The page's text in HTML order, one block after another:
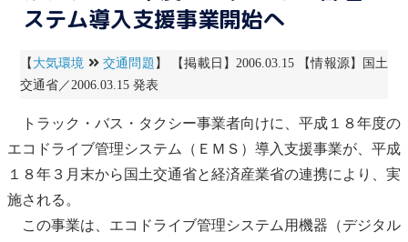
ステム導入支援事業開始へ
【 大気環境 交通問題 】 【掲載日】2006.03.15 【情報源】国土
交通省／2006.03.15 発表
トラック・バス・タクシー事業者向けに、平成１８年度の
エコドライブ管理システム（ＥＭＳ）導入支援事業が、平成
１８年３月末から国土交通省と経済産業省の連携により、実
施される。
この事業は、 エコドライブ管理システム用機器（デジタル